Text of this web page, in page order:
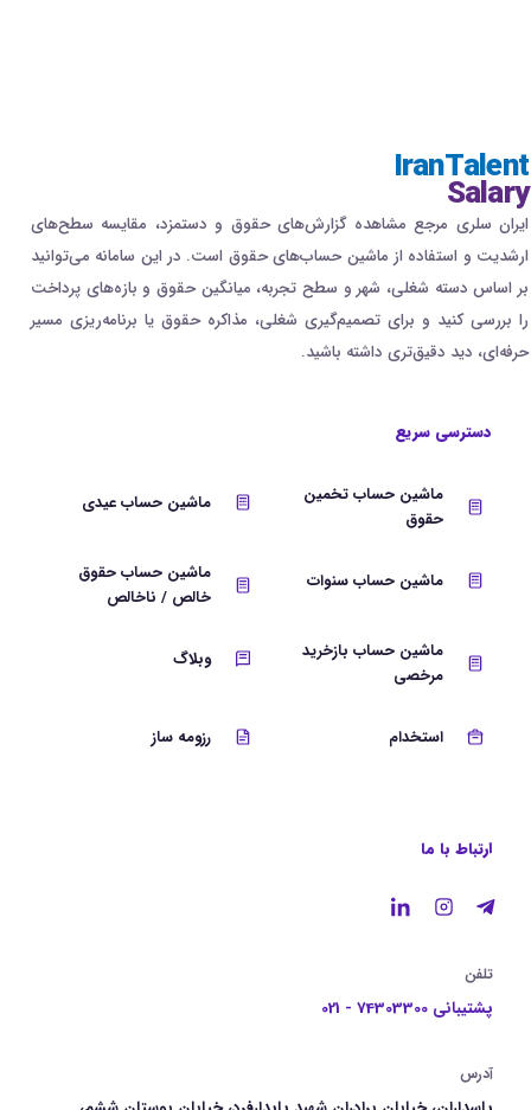
IranTalent
Salary
ایران سلری مرجع مشاهده گزارش‌های حقوق و دستمزد، مقایسه سطح‌های
ارشدیت و استفاده از ماشین حساب‌های حقوق است. در این سامانه می‌توانید
بر اساس دسته شغلی، شهر و سطح تجربه، میانگین حقوق و بازه‌های پرداخت
را بررسی کنید و برای تصمیم‌گیری شغلی، مذاکره حقوق یا برنامه‌ریزی مسیر
حرفه‌ای، دید دقیق‌تری داشته باشید.
دسترسی سریع
ماشین حساب تخمین
حقوق
ماشین حساب عیدی
ماشین حساب سنوات
ماشین حساب حقوق
خالص / ناخالص
ماشین حساب بازخرید
مرخصی
وبلاگ
استخدام رزومه ساز
ارتباط با ما
تلفن
پشتیبانی 74303300 - 021
آدرس